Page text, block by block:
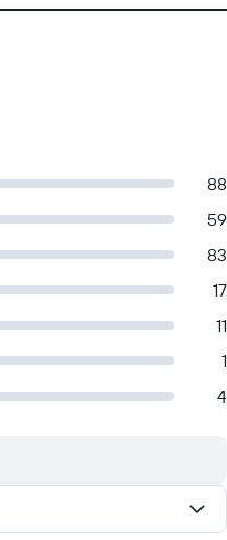
88
59
83
17
11
1
4